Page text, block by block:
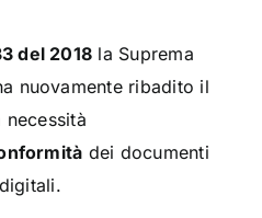
del 2018 la Suprema
nuovamente ribadito il
dei documenti